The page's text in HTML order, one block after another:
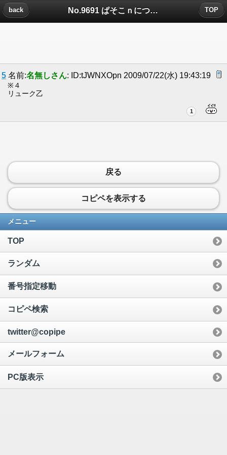
No.9691 ぱそこｎについたコメント
back TOP
5 名前:名無しさん: ID:tJWNXOpn 2009/07/22(水) 19:43:19
※４
リューク乙
1
戻る
コピペを表示する
メニュー
TOP
ランダム
番号指定移動
コピペ検索
twitter@copipe
メールフォーム
PC版表示